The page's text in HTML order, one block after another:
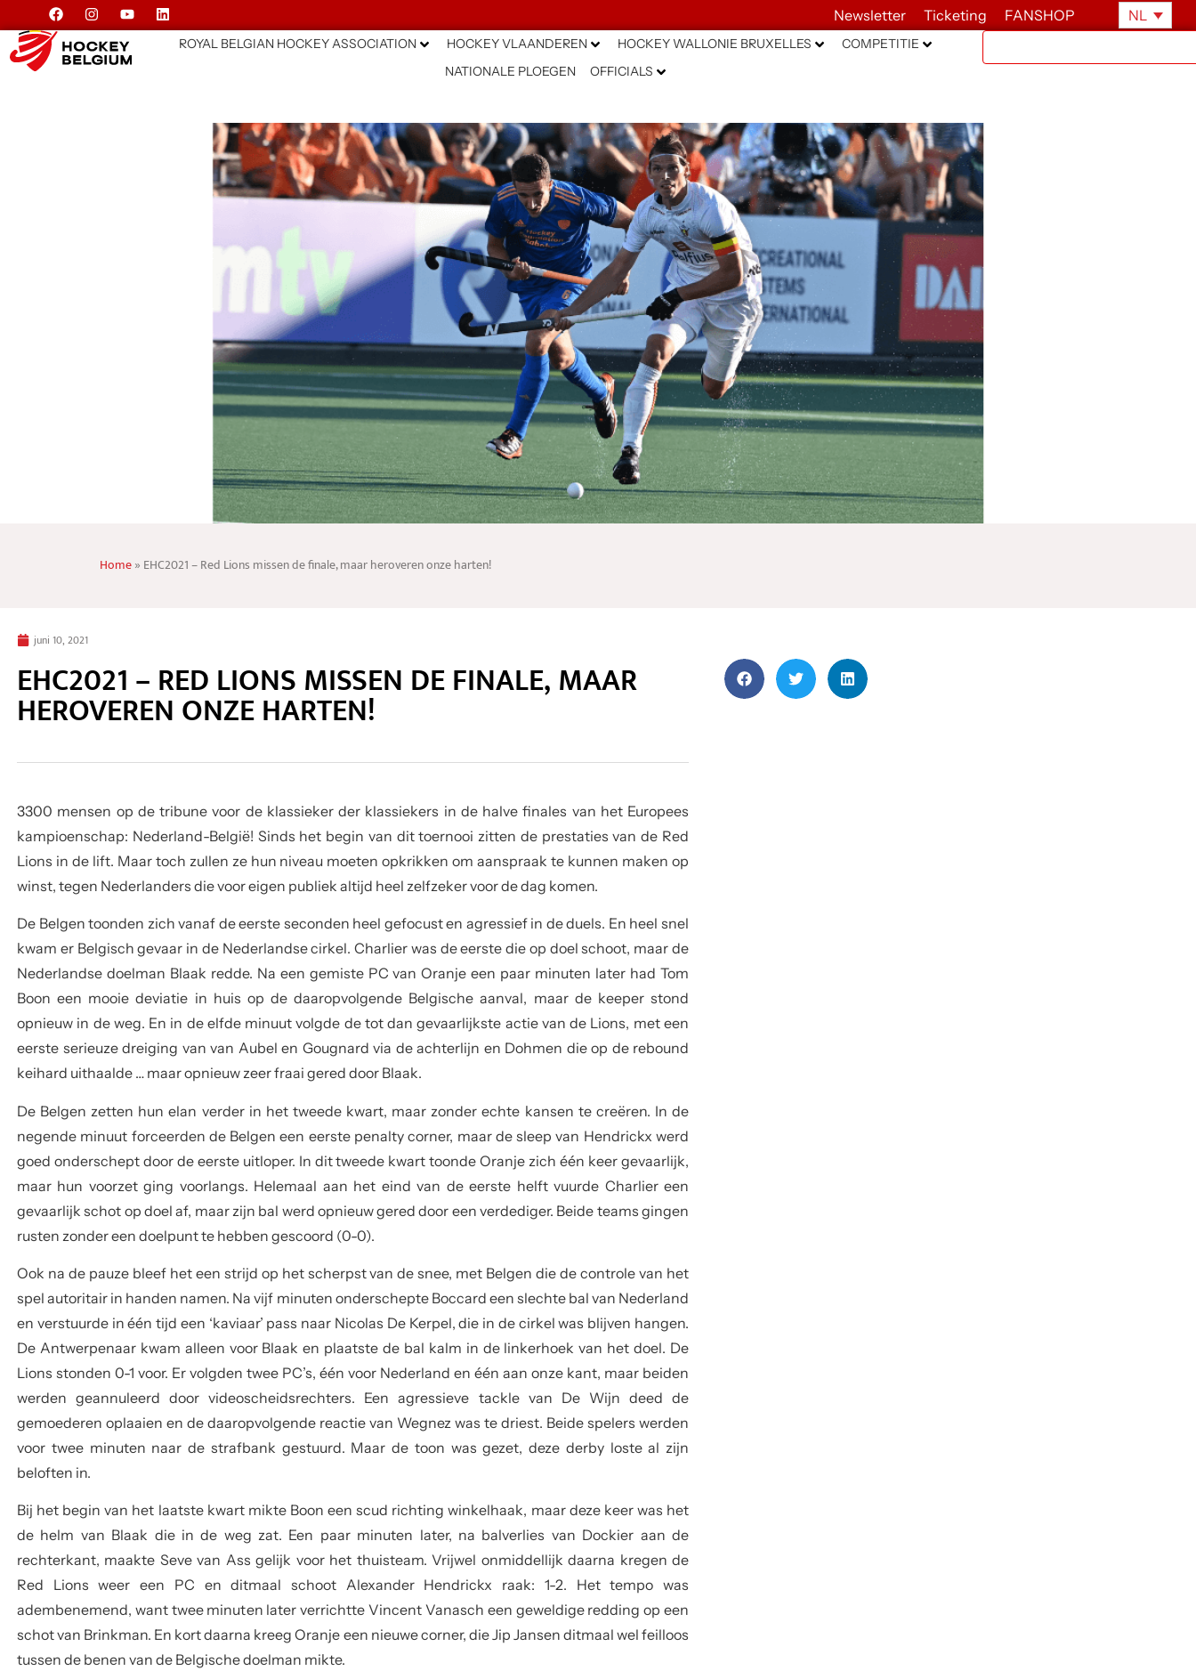
Newsletter Ticketing FANSHOP NL
ROYAL BELGIAN HOCKEY ASSOCIATION HOCKEY VLAANDEREN HOCKEY WALLONIE BRUXELLES
COMPETITIE
NATIONALE PLOEGEN
OFFICIALS
Home» EHC2021 – Red Lions missen de finale, maar heroveren onze harten!
juni 10, 2021
EHC2021 – RED LIONS MISSEN DE FINALE, MAAR
HEROVEREN ONZE HARTEN!
3300 mensen op de tribune voor de klassieker der klassiekers in de halve finales van het Europees
kampioenschap: Nederland-België! Sinds het begin van dit toernooi zitten de prestaties van de Red
Lions in de lift. Maar toch zullen ze hun niveau moeten opkrikken om aanspraak te kunnen maken op
winst, tegen Nederlanders die voor eigen publiek altijd heel zelfzeker voor de dag komen.
De Belgen toonden zich vanaf de eerste seconden heel gefocust en agressief in de duels. En heel snel
kwam er Belgisch gevaar in de Nederlandse cirkel. Charlier was de eerste die op doel schoot, maar de
Nederlandse doelman Blaak redde. Na een gemiste PC van Oranje een paar minuten later had Tom
Boon een mooie deviatie in huis op de daaropvolgende Belgische aanval, maar de keeper stond
opnieuw in de weg. En in de elfde minuut volgde de tot dan gevaarlijkste actie van de Lions, met een
eerste serieuze dreiging van van Aubel en Gougnard via de achterlijn en Dohmen die op de rebound
keihard uithaalde … maar opnieuw zeer fraai gered door Blaak.
De Belgen zetten hun elan verder in het tweede kwart, maar zonder echte kansen te creëren. In de
negende minuut forceerden de Belgen een eerste penalty corner, maar de sleep van Hendrickx werd
goed onderschept door de eerste uitloper. In dit tweede kwart toonde Oranje zich één keer gevaarlijk,
maar hun voorzet ging voorlangs. Helemaal aan het eind van de eerste helft vuurde Charlier een
gevaarlijk schot op doel af, maar zijn bal werd opnieuw gered door een verdediger. Beide teams gingen
rusten zonder een doelpunt te hebben gescoord (0-0).
Ook na de pauze bleef het een strijd op het scherpst van de snee, met Belgen die de controle van het
spel autoritair in handen namen. Na vijf minuten onderschepte Boccard een slechte bal van Nederland
en verstuurde in één tijd een ‘kaviaar’ pass naar Nicolas De Kerpel, die in de cirkel was blijven hangen.
De Antwerpenaar kwam alleen voor Blaak en plaatste de bal kalm in de linkerhoek van het doel. De
Lions stonden 0-1 voor. Er volgden twee PC’s, één voor Nederland en één aan onze kant, maar beiden
werden geannuleerd door videoscheidsrechters. Een agressieve tackle van De Wijn deed de
gemoederen oplaaien en de daaropvolgende reactie van Wegnez was te driest. Beide spelers werden
voor twee minuten naar de strafbank gestuurd. Maar de toon was gezet, deze derby loste al zijn
beloften in.
Bij het begin van het laatste kwart mikte Boon een scud richting winkelhaak, maar deze keer was het
de helm van Blaak die in de weg zat. Een paar minuten later, na balverlies van Dockier aan de
rechterkant, maakte Seve van Ass gelijk voor het thuisteam. Vrijwel onmiddellijk daarna kregen de
Red Lions weer een PC en ditmaal schoot Alexander Hendrickx raak: 1-2. Het tempo was
adembenemend, want twee minuten later verrichtte Vincent Vanasch een geweldige redding op een
schot van Brinkman. En kort daarna kreeg Oranje een nieuwe corner, die Jip Jansen ditmaal wel feilloos
tussen de benen van de Belgische doelman mikte.